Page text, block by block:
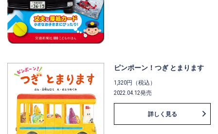
ピンポーン！つぎ とまります
1,320円（税込）
2022.04.12発売
詳しく見る